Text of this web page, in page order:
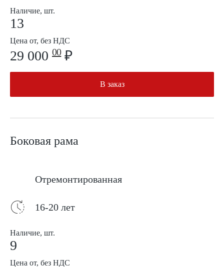
Наличие, шт.
13
Цена от, без НДС
29 000 00₽
В заказ
Боковая рама
Отремонтированная
16-20 лет
Наличие, шт.
9
Цена от, без НДС